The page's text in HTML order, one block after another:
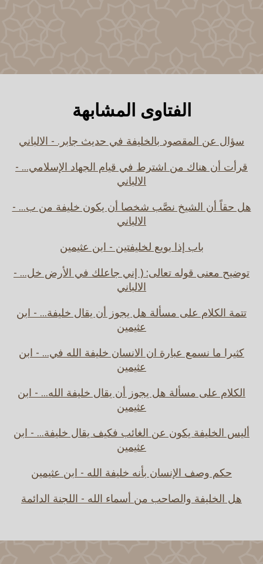
الفتاوى المشابهة
سؤال عن المقصود بالخليفة في حديث جابر. - الالباني
قرأت أن هناك من اشترط في قيام الجهاد الإسلامي... -
الالباني
هل حقاً أن الشيخ نصَّب شخصا أن يكون خليفة من ب... -
الالباني
باب إذا بويع لخليفتين - ابن عثيمين
توضيح معنى قوله تعالى: ( إني جاعلك في الأرض خل... -
الالباني
تتمة الكلام على مسألة هل يجوز أن يقال خليفة... - ابن
عثيمين
كثيرا ما نسمع عبارة ان الانسان خليفة الله في... - ابن
عثيمين
الكلام على مسألة هل يجوز أن يقال خليفة الله... - ابن
عثيمين
أليس الخليفة يكون عن الغائب فكيف يقال خليفة... - ابن
عثيمين
حكم وصف الإنسان بأنه خليفة الله - ابن عثيمين
هل الخليفة والصاحب من أسماء الله - اللجنة الدائمة